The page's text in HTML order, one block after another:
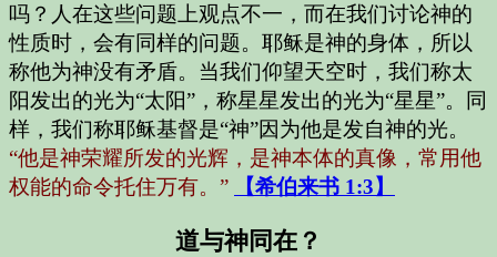
吗？人在这些问题上观点不一，而在我们讨论神的
性质时，会有同样的问题。耶稣是神的身体，所以
称他为神没有矛盾。当我们仰望天空时，我们称太
阳发出的光为“太阳”，称星星发出的光为“星星”。同
样，我们称耶稣基督是“神”因为他是发自神的光。
“他是神荣耀所发的光辉，是神本体的真像，常用他
权能的命令托住万有。”
【希伯来书 1:3】
道与神同在？